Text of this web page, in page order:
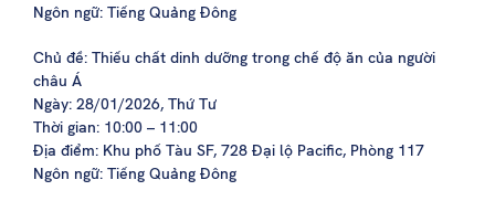
Ngôn ngữ: Tiếng Quảng Đông
Chủ đề: Thiếu chất dinh dưỡng trong chế độ ăn của người
châu Á
Ngày: 28/01/2026, Thứ Tư
Thời gian: 10:00 – 11:00
Địa điểm: Khu phố Tàu SF, 728 Đại lộ Pacific, Phòng 117
Ngôn ngữ: Tiếng Quảng Đông